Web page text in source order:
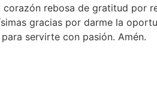
corazón rebosa de gratitud por
gracias por darme la
servirte con pasión. Amén.